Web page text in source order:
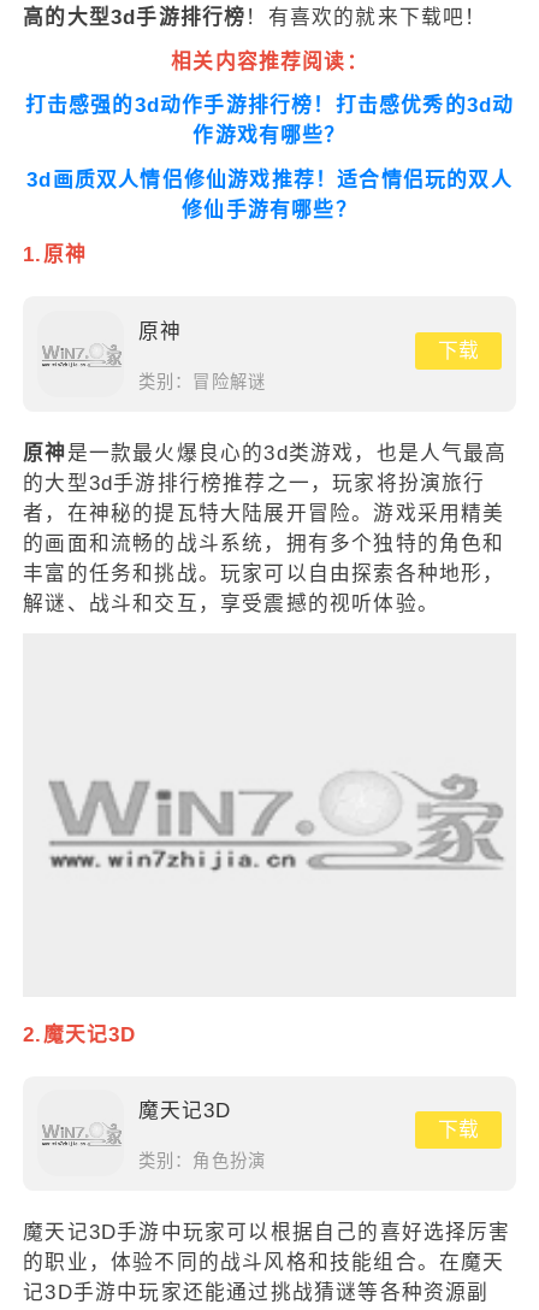
高的大型3d手游排行榜 ！有喜欢的就来下载吧！
相关内容推荐阅读：
打击感强的3d动作手游排行榜！打击感优秀的3d动
作游戏有哪些？
3d画质双人情侣修仙游戏推荐！适合情侣玩的双人
修仙手游有哪些？
1.原神
原神
类别： 冒险解谜
下载
原神是一款最火爆良心的3d类游戏，也是人气最高
的大型3d手游排行榜推荐之一，玩家将扮演旅行
者，在神秘的提瓦特大陆展开冒险。游戏采用精美
的画面和流畅的战斗系统，拥有多个独特的角色和
丰富的任务和挑战。玩家可以自由探索各种地形，
解谜、战斗和交互，享受震撼的视听体验。
2.魔天记3D
魔天记3D
类别： 角色扮演
下载
魔天记3D手游中玩家可以根据自己的喜好选择厉害
的职业，体验不同的战斗风格和技能组合。在魔天
记3D手游中玩家还能通过挑战猜谜等各种资源副